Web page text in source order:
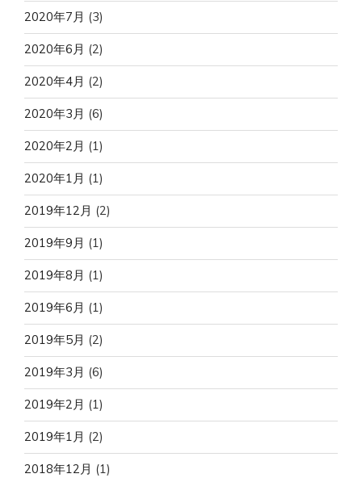
2020年7月 (3)
2020年6月 (2)
2020年4月 (2)
2020年3月 (6)
2020年2月 (1)
2020年1月 (1)
2019年12月 (2)
2019年9月 (1)
2019年8月 (1)
2019年6月 (1)
2019年5月 (2)
2019年3月 (6)
2019年2月 (1)
2019年1月 (2)
2018年12月 (1)